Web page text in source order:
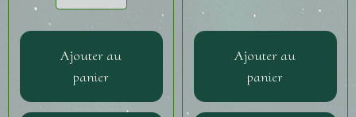
Ajouter au
panier
Ajouter au
panier